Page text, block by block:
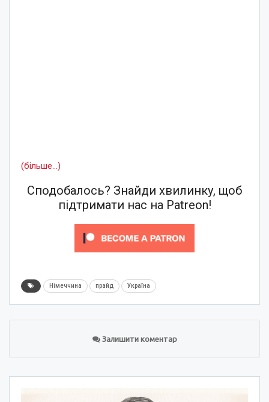
(більше…)
Сподобалось? Знайди хвилинку, щоб
підтримати нас на Patreon!
Німеччина прайд Україна
Залишити коментар